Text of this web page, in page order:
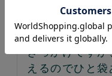
2025/08/18
布ナプキンを洗
きっかけです
えるのでひと袋